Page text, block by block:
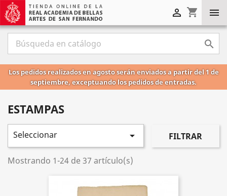

shopping_cart


Los pedidos realizados en agosto serán enviados a partir del 1 de
septiembre, exceptuando los pedidos de entradas.
ESTAMPAS
Seleccionar  FILTRAR
Mostrando 1-24 de 37 artículo(s)